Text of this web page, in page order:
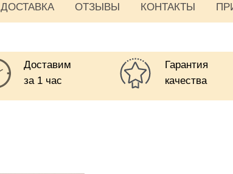
ДОСТАВКА ОТЗЫВЫ КОНТАКТЫ
Доставим
за 1 час
Гарантия
качества